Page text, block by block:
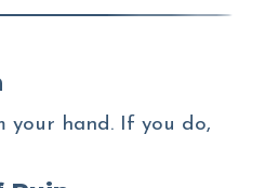
your hand. If you do,